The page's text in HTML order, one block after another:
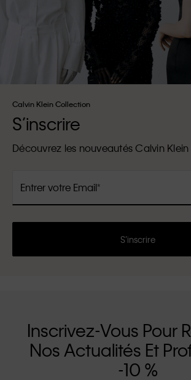
Calvin Klein Collection
S’inscrire
Découvrez les nouveautés Calvin
Entrer votre Email
S’inscrire
Inscrivez-Vous Pour
Nos Actualités Et
-10 %